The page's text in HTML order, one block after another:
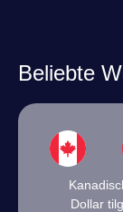
Beliebte
Dollar